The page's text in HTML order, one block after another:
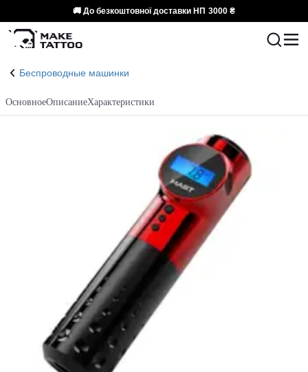
🚚 До безкоштовної доставки НП 3000 ₴
Беспроводные машинки
ОсновноеОписаниеХарактеристики